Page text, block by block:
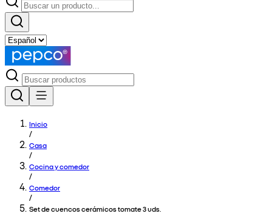
Inicio
/
Casa
/
Cocina y comedor
/
Comedor
/
Set de cuencos cerámicos tomate 3 uds.